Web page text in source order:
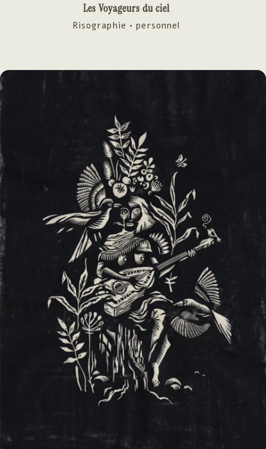
Les Voyageurs du ciel
Risographie • personnel